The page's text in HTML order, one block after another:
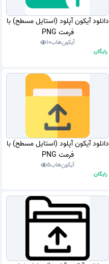
دانلود آیکون آپلود (استایل مسطح) با
فرمت PNG
آیکون‌هاب10
رایگان
دانلود آیکون آپلود (استایل مسطح) با
فرمت PNG
آیکون‌هاب5
رایگان